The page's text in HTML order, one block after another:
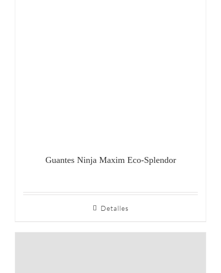
Guantes Ninja Maxim Eco-Splendor
Detalles